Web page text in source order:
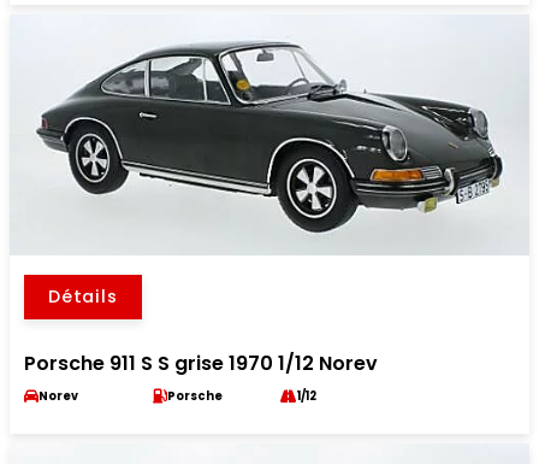
Détails
Porsche 911 S S grise 1970 1/12 Norev
Norev Porsche 1/12